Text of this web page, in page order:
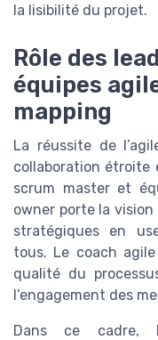
la lisibilité du projet.
Rôle des
équipes
mapping
La réussite de
collaboration étroite
scrum master et
owner porte la
stratégiques en
tous. Le coach
qualité du
l’engagement des
Dans ce cadre,